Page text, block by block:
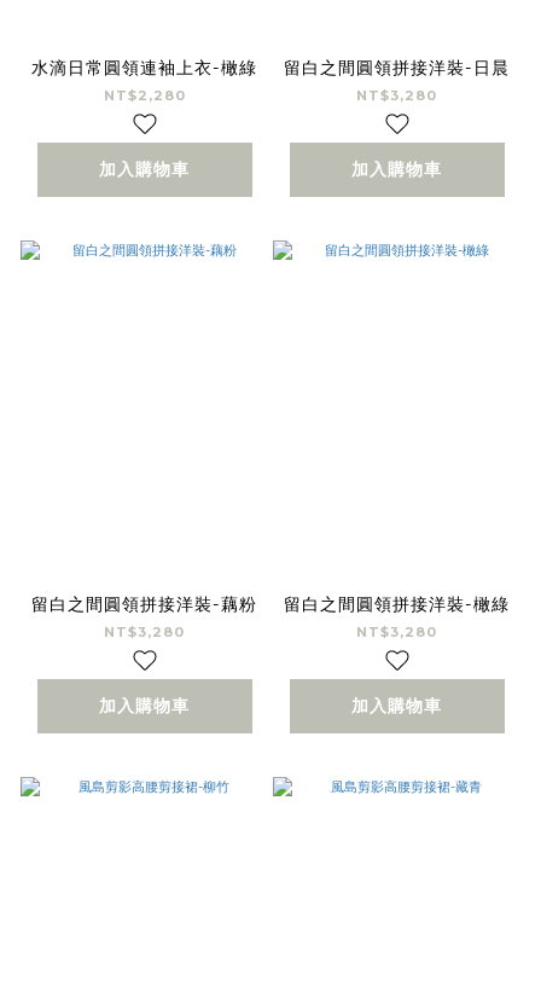
水滴日常圓領連袖上衣-橄綠
NT$2,280
加入購物車
留白之間圓領拼接洋裝-日晨
NT$3,280
加入購物車
留白之間圓領拼接洋裝-藕粉
NT$3,280
加入購物車
留白之間圓領拼接洋裝-橄綠
NT$3,280
加入購物車